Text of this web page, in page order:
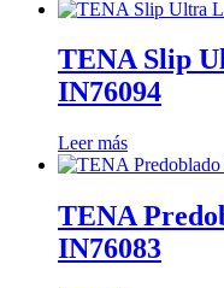
TENA Slip
IN76094
Leer más
TENA
IN76083